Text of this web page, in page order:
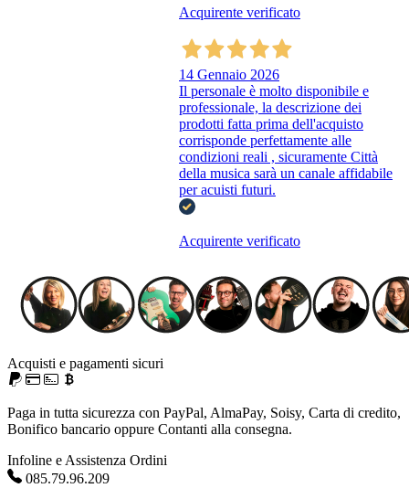
Acquirente verificato
14 Gennaio 2026
Il personale è molto disponibile e
professionale, la descrizione dei
prodotti fatta prima dell'acquisto
corrisponde perfettamente alle
condizioni reali , sicuramente Città
della musica sarà un canale affidabile
per acuisti futuri.
Acquirente verificato
Acquisti e pagamenti sicuri
Paga in tutta sicurezza con PayPal, AlmaPay, Soisy, Carta di credito,
Bonifico bancario oppure Contanti alla consegna.
Infoline e Assistenza Ordini
085.79.96.209